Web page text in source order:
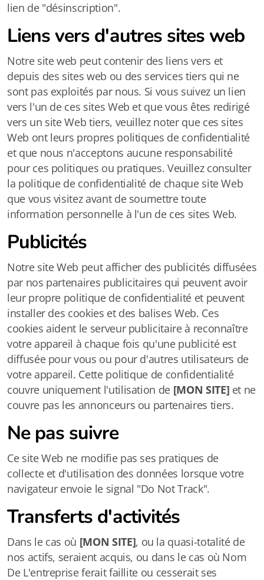
lien de "désinscription".
Liens vers d'autres sites web
Notre site web peut contenir des liens vers et
depuis des sites web ou des services tiers qui ne
sont pas exploités par nous. Si vous suivez un lien
vers l'un de ces sites Web et que vous êtes redirigé
vers un site Web tiers, veuillez noter que ces sites
Web ont leurs propres politiques de confidentialité
et que nous n'acceptons aucune responsabilité
pour ces politiques ou pratiques. Veuillez consulter
la politique de confidentialité de chaque site Web
que vous visitez avant de soumettre toute
information personnelle à l'un de ces sites Web.
Publicités
Notre site Web peut afficher des publicités diffusées
par nos partenaires publicitaires qui peuvent avoir
leur propre politique de confidentialité et peuvent
installer des cookies et des balises Web. Ces
cookies aident le serveur publicitaire à reconnaître
votre appareil à chaque fois qu'une publicité est
diffusée pour vous ou pour d'autres utilisateurs de
votre appareil. Cette politique de confidentialité
couvre uniquement l'utilisation de [MON SITE] et ne
couvre pas les annonceurs ou partenaires tiers.
Ne pas suivre
Ce site Web ne modifie pas ses pratiques de
collecte et d'utilisation des données lorsque votre
navigateur envoie le signal "Do Not Track".
Transferts d'activités
Dans le cas où [MON SITE], ou la quasi-totalité de
nos actifs, seraient acquis, ou dans le cas où Nom
De L'entreprise ferait faillite ou cesserait ses